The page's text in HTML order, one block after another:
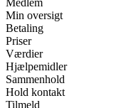
Min oversigt
Betaling
Priser
Værdier
Hjælpemidler
Sammenhold
Hold kontakt
Tilmeld